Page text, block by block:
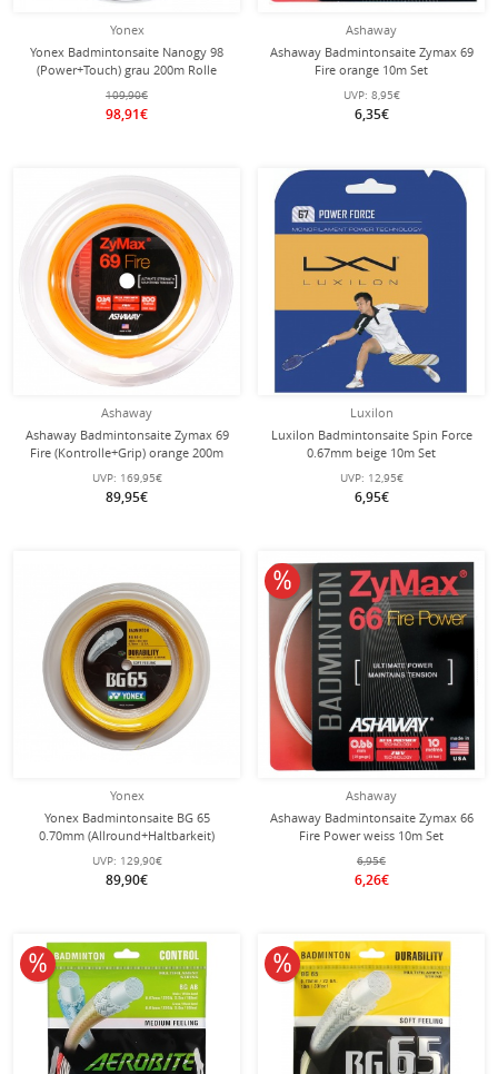
Yonex
Yonex Badmintonsaite Nanogy 98
(Power+Touch) grau 200m Rolle
109,90€
98,91€
Ashaway
Ashaway Badmintonsaite Zymax 69
Fire orange 10m Set
UVP: 8,95€
6,35€
Ashaway
Ashaway Badmintonsaite Zymax 69
Fire (Kontrolle+Grip) orange 200m
Rolle
UVP: 169,95€
89,95€
Luxilon
Luxilon Badmintonsaite Spin Force
0.67mm beige 10m Set
UVP: 12,95€
6,95€
Yonex
Yonex Badmintonsaite BG 65
0.70mm (Allround+Haltbarkeit)
orange 200m Rolle
UVP: 129,90€
89,90€
Ashaway
Ashaway Badmintonsaite Zymax 66
Fire Power weiss 10m Set
6,95€
6,26€
10% reduziert
10% reduziert 10% reduziert